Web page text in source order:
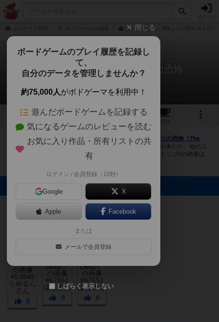
ログイン
ザ・レフュージ 深海よりの恐怖 完全日本
ザ・レフュージ：深海よりの恐怖
3件の画像
3 1 3
カフェ
ボドゲーマにログインすると、 「ザ・レフュージ：深海よりの恐怖（The
Refuge: Terror from the Deep）」 の画像をアップロード出来たり、他のユ
ーザーの投稿画像に評価を付けることができます。また、トップ6の画像は
0 0
ぼる
0
閉じる
ボードゲームのプレイ履歴を記録し
て、
自分のデータを管理しませんか？
約75,000人がボドゲーマを利用中！
遊んだボードゲームを記録する
気になるゲームのレビューを読む
お気に入り作品・所有リストの共
有
ログイン / 会員登録（10秒）
Google X
Apple Facebook
または
メールで会員登録
しばらく表示しない